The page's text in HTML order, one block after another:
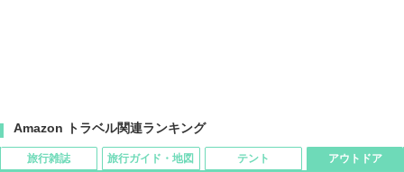
Amazon トラベル関連ランキング
旅行雑誌 旅行ガイド・地図 テント アウトドア